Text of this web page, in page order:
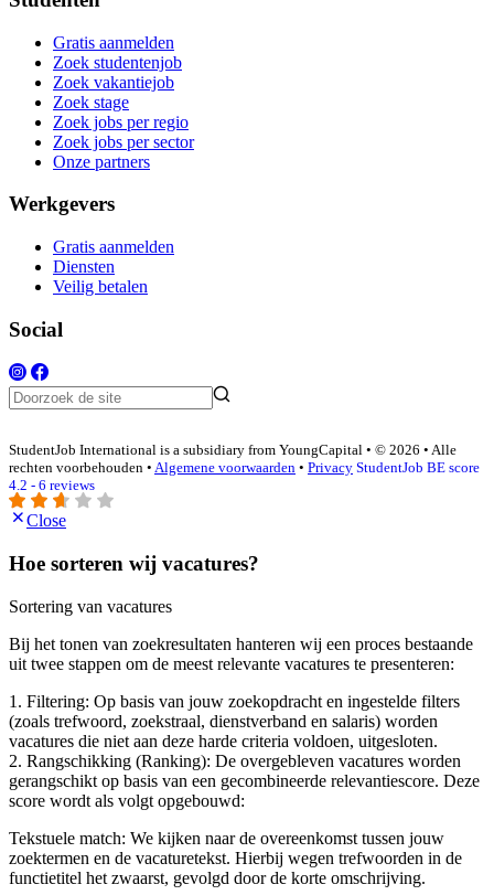
Gratis aanmelden
Zoek studentenjob
Zoek vakantiejob
Zoek stage
Zoek jobs per regio
Zoek jobs per sector
Onze partners
Werkgevers
Gratis aanmelden
Diensten
Veilig betalen
Social
StudentJob International is a subsidiary from YoungCapital • © 2026 • Alle
rechten voorbehouden • Algemene voorwaarden • Privacy StudentJob BE score
4.2 - 6 reviews
Close
Hoe sorteren wij vacatures?
Sortering van vacatures
Bij het tonen van zoekresultaten hanteren wij een proces bestaande
uit twee stappen om de meest relevante vacatures te presenteren:
1. Filtering: Op basis van jouw zoekopdracht en ingestelde filters
(zoals trefwoord, zoekstraal, dienstverband en salaris) worden
vacatures die niet aan deze harde criteria voldoen, uitgesloten.
2. Rangschikking (Ranking): De overgebleven vacatures worden
gerangschikt op basis van een gecombineerde relevantiescore. Deze
score wordt als volgt opgebouwd:
Tekstuele match: We kijken naar de overeenkomst tussen jouw
zoektermen en de vacaturetekst. Hierbij wegen trefwoorden in de
functietitel het zwaarst, gevolgd door de korte omschrijving.